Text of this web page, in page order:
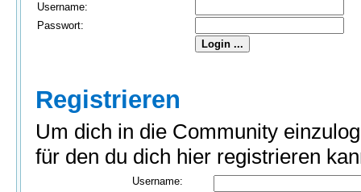
Username:
Passwort:
Registrieren
Um dich in die Community
für den du dich hier registrieren
Username: